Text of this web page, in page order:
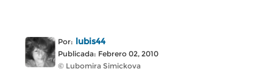
Por: lubis44
Publicada: Febrero 02, 2010
© Lubomira Simickova